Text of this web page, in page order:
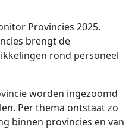
Provincies 2025.
brengt de
rond personeel
worden ingezoomd
Per thema ontstaat zo
binnen provincies en van